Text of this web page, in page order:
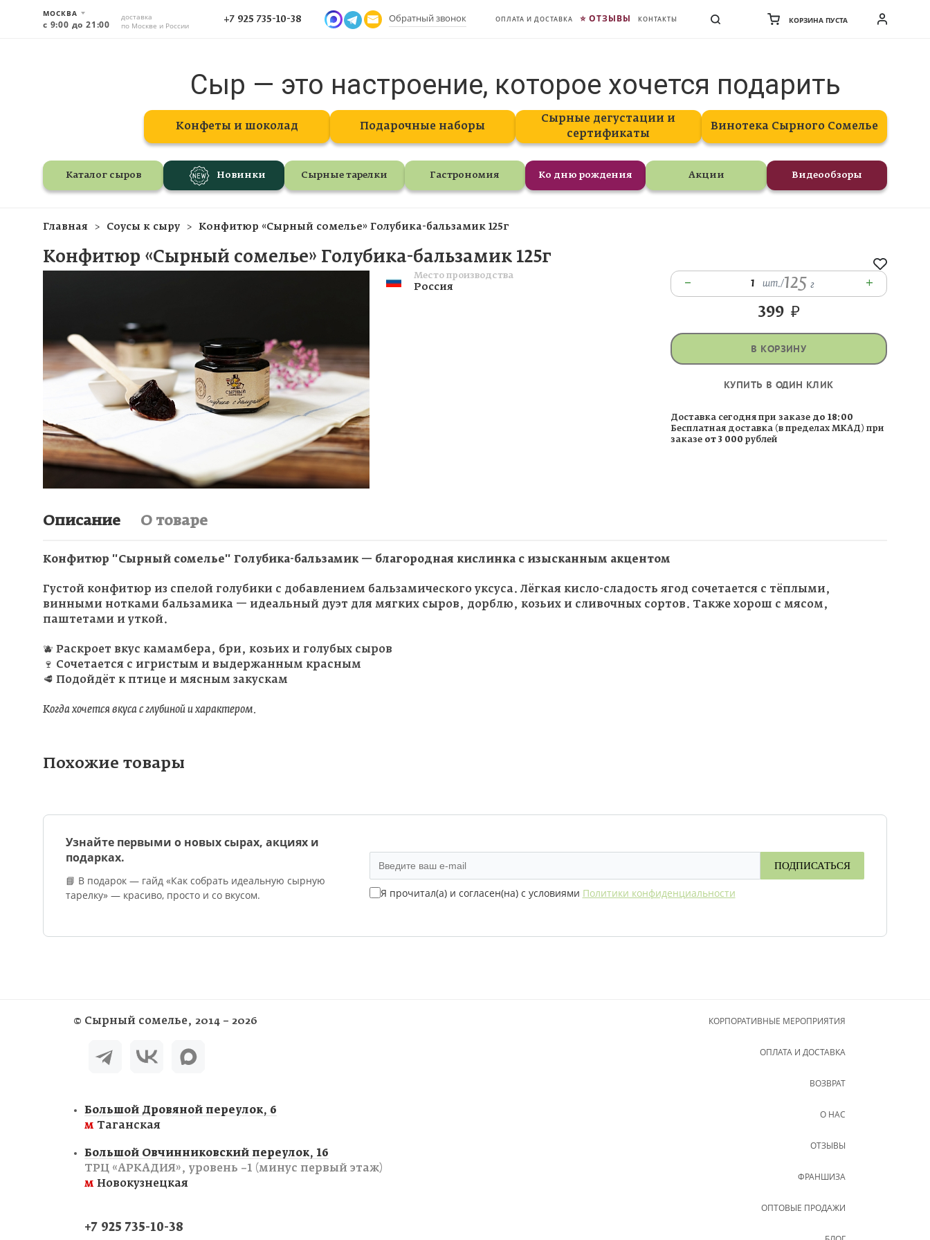
МОСКВА
с 9:00 до 21:00
доставка
по Москве и России
+7 925 735-10-38 Обратный звонок ОПЛАТА И ДОСТАВКА ОТЗЫВЫ КОНТАКТЫ КОРЗИНА ПУСТА
Сыр — это настроение, которое хочется подарить
Конфеты и шоколад Подарочные наборы
Сырные дегустации и
сертификаты
Винотека Сырного Сомелье
Каталог сыров Новинки Сырные тарелки Гастрономия Ко дню рождения Акции Видеообзоры
Главная Соусы к сыру Конфитюр «Сырный сомелье» Голубика-бальзамик 125г
Конфитюр «Сырный сомелье» Голубика-бальзамик 125г
– 1 шт./125 г +
399 ₽
В КОРЗИНУ
КУПИТЬ В ОДИН КЛИК
Доставка сегодня при заказе до 18:00
Бесплатная доставка (в пределах МКАД) при
заказе от 3 000 рублей
Место производства
Россия
Описание О товаре
Конфитюр "Сырный сомелье" Голубика-бальзамик — благородная кислинка с изысканным акцентом
Густой конфитюр из спелой голубики с добавлением бальзамического уксуса. Лёгкая кисло-сладость ягод сочетается с тёплыми,
винными нотками бальзамика — идеальный дуэт для мягких сыров, дорблю, козьих и сливочных сортов. Также хорош с мясом,
паштетами и уткой.
🫐 Раскроет вкус камамбера, бри, козьих и голубых сыров
🍷 Сочетается с игристым и выдержанным красным
🥩 Подойдёт к птице и мясным закускам
Когда хочется вкуса с глубиной и характером.
Похожие товары
Узнайте первыми о новых сырах, акциях и
подарках.
📘 В подарок — гайд «Как собрать идеальную сырную
тарелку» — красиво, просто и со вкусом.
ПОДПИСАТЬСЯ
Я прочитал(а) и согласен(на) с условиями Политики конфиденциальности
© Сырный сомелье, 2014 – 2026
Большой Дровяной переулок, 6
м Таганская
Большой Овчинниковский переулок, 16
ТРЦ «АРКАДИЯ», уровень −1 (минус первый этаж)
м Новокузнецкая
+7 925 735-10-38
КОРПОРАТИВНЫЕ МЕРОПРИЯТИЯ
ОПЛАТА И ДОСТАВКА
ВОЗВРАТ
О НАС
ОТЗЫВЫ
ФРАНШИЗА
ОПТОВЫЕ ПРОДАЖИ